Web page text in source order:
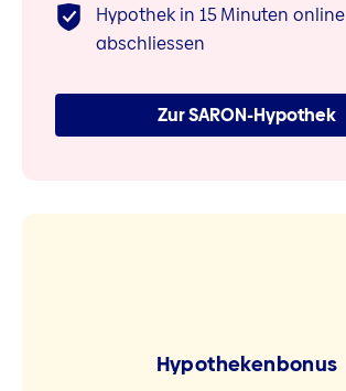
Hypothek in 15 Minuten online
abschliessen
Zur SARON-Hypothek
Hypothekenbonus